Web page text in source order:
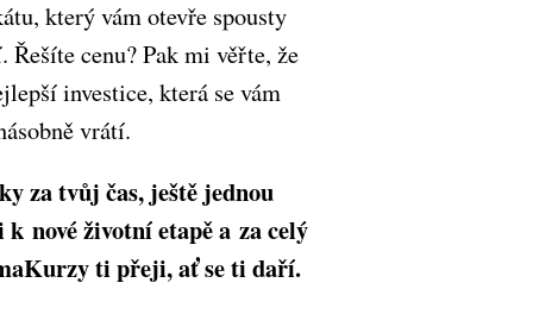
který vám otevře spousty
Řešíte cenu? Pak mi věřte, že
investice, která se vám
vrátí.
za tvůj čas, ještě jednou
nové životní etapě a za celý
ti přeji, ať se ti daří.